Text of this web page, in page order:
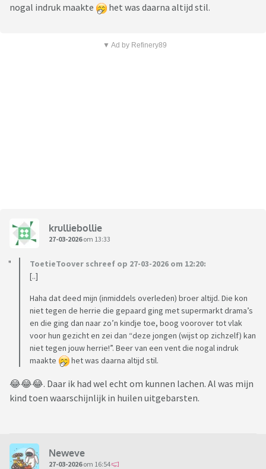
nogal indruk maakte
het was daarna altijd stil.
▼ Ad by Refinery89
krulliebollie
27-03-2026om 13:33
ToetieToover schreef op 27-03-2026 om 12:20:
[..]
Haha dat deed mijn (inmiddels overleden) broer altijd. Die kon
niet tegen de herrie die gepaard ging met supermarkt drama’s
en die ging dan naar zo’n kindje toe, boog voorover tot vlak
voor hun gezicht en zei dan “deze jongen (wijst op zichzelf) kan
niet tegen jouw herrie!”. Beer van een vent die nogal indruk
maakte
het was daarna altijd stil.
😂😂😂. Daar ik had wel echt om kunnen lachen. Al was mijn
kind toen waarschijnlijk in huilen uitgebarsten.
Neweve
27-03-2026om 16:54